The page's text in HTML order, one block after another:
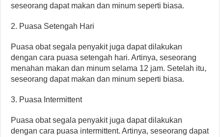
seseorang dapat makan dan minum seperti biasa.
2. Puasa Setengah Hari
Puasa obat segala penyakit juga dapat dilakukan
dengan cara puasa setengah hari. Artinya, seseorang
menahan makan dan minum selama 12 jam. Setelah itu,
seseorang dapat makan dan minum seperti biasa.
3. Puasa Intermittent
Puasa obat segala penyakit juga dapat dilakukan
dengan cara puasa intermittent. Artinya, seseorang dapat